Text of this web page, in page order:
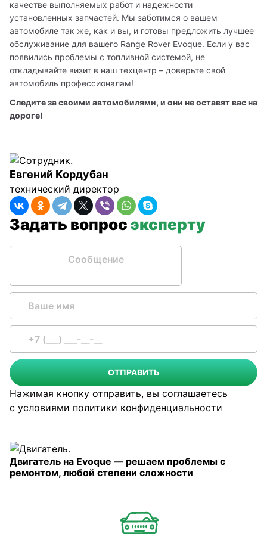
качестве выполняемых работ и надежности
установленных запчастей. Мы заботимся о вашем
автомобиле так же, как и вы, и готовы предложить лучшее
обслуживание для вашего Range Rover Evoque. Если у вас
появились проблемы с топливной системой, не
откладывайте визит в наш техцентр – доверьте свой
автомобиль профессионалам!
Следите за своими автомобилями, и они не оставят вас на
дороге!
Евгений Кордубан
технический директор
Задать вопросэксперту
ОТПРАВИТЬ
Нажимая кнопку отправить, вы соглашаетесь
с условиями политики конфиденциальности
Двигатель на Evoque — решаем проблемы с
ремонтом, любой степени сложности